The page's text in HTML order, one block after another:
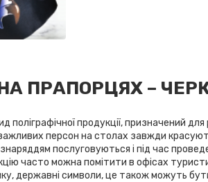
ПРАПОРЦЯХ –
поліграфічної продукції, призначений
персон на столах завжди
послуговуються і під час
часто можна помітити в офісах
державні символи, це також можуть